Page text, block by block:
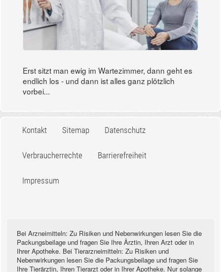
Erst sitzt man ewig im Wartezimmer, dann geht es
endlich los - und dann ist alles ganz plötzlich
vorbei...
Kontakt Sitemap Datenschutz
Verbraucherrechte Barrierefreiheit
Impressum
Bei Arzneimitteln: Zu Risiken und Nebenwirkungen lesen Sie die
Packungsbeilage und fragen Sie Ihre Ärztin, Ihren Arzt oder in
Ihrer Apotheke. Bei Tierarzneimitteln: Zu Risiken und
Nebenwirkungen lesen Sie die Packungsbeilage und fragen Sie
Ihre Tierärztin, Ihren Tierarzt oder in Ihrer Apotheke. Nur solange